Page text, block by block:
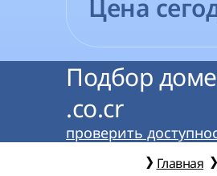
Цена
Подбор
.co.cr
проверить
Главная